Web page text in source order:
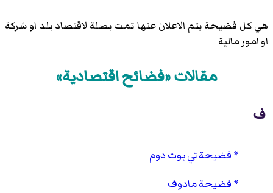
هي كل فضيحة يتم الاعلان عنها تمت بصلة لاقتصاد بلد او شركة
او امور مالية
مقالات «فضائح اقتصادية»
ف
فضيحة تي بوت دوم
فضيحة مادوف